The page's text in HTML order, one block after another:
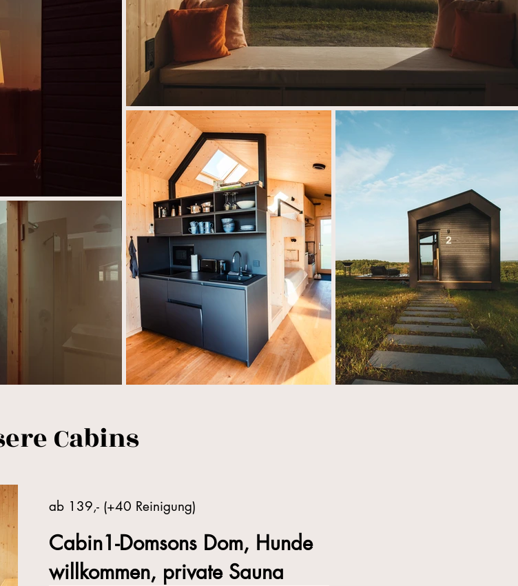
Cabins
ab 139,- (+40 Reinigung)
Cabin1-Domsons Dom, Hunde
willkommen, private Sauna